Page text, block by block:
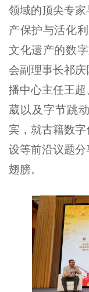
领域的顶尖专
产保护与活化
文化遗产的数
会副理事长祁
播中心主任王
葳以及字节跳
宾，就古籍数
设等前沿议题
翅膀。